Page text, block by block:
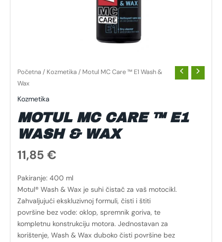
Početna / Kozmetika / Motul MC Care ™ E1 Wash &
Wax
Kozmetika
MOTUL MC CARE ™ E1
WASH & WAX
11,85 €
Pakiranje: 400 ml
Motul® Wash & Wax je suhi čistač za vaš motocikl.
Zahvaljujući ekskluzivnoj formuli, čisti i štiti
površine bez vode: oklop, spremnik goriva, te
kompletnu konstrukciju motora. Jednostavan za
korištenje, Wash & Wax duboko čisti površine bez